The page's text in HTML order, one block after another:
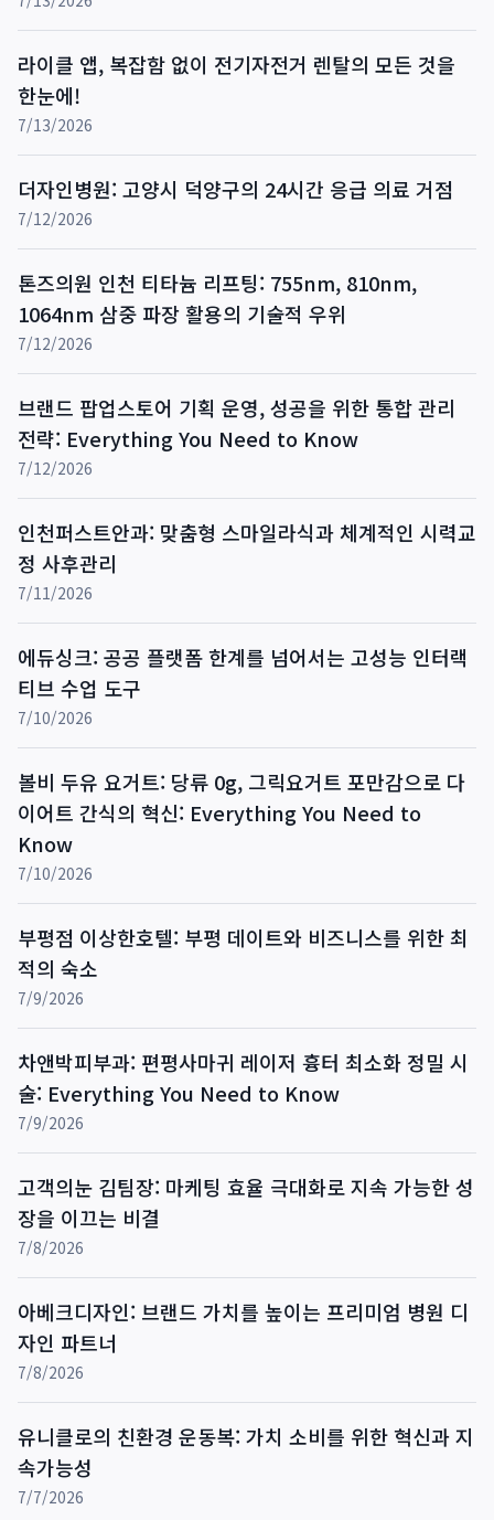
라이클 앱, 복잡함 없이 전기자전거 렌탈의 모든 것을
한눈에!
7/13/2026
더자인병원: 고양시 덕양구의 24시간 응급 의료 거점
7/12/2026
톤즈의원 인천 티타늄 리프팅: 755nm, 810nm,
1064nm 삼중 파장 활용의 기술적 우위
7/12/2026
브랜드 팝업스토어 기획 운영, 성공을 위한 통합 관리
전략: Everything You Need to Know
7/12/2026
인천퍼스트안과: 맞춤형 스마일라식과 체계적인 시력교
정 사후관리
7/11/2026
에듀싱크: 공공 플랫폼 한계를 넘어서는 고성능 인터랙
티브 수업 도구
7/10/2026
볼비 두유 요거트: 당류 0g, 그릭요거트 포만감으로 다
이어트 간식의 혁신: Everything You Need to
Know
7/10/2026
부평점 이상한호텔: 부평 데이트와 비즈니스를 위한 최
적의 숙소
7/9/2026
차앤박피부과: 편평사마귀 레이저 흉터 최소화 정밀 시
술: Everything You Need to Know
7/9/2026
고객의눈 김팀장: 마케팅 효율 극대화로 지속 가능한 성
장을 이끄는 비결
7/8/2026
아베크디자인: 브랜드 가치를 높이는 프리미엄 병원 디
자인 파트너
7/8/2026
유니클로의 친환경 운동복: 가치 소비를 위한 혁신과 지
속가능성
7/7/2026